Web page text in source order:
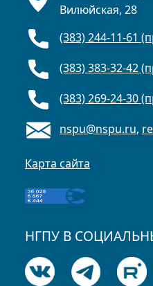
Вилюйская, 28
(383) 244-11-61
(383) 383-32-42
(383) 269-24-30
nspu@nspu.ru,
Карта сайта
НГПУ В